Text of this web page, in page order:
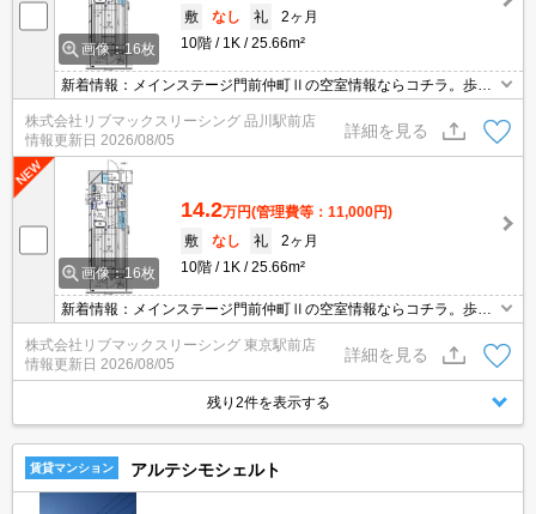
画像：16枚
敷
なし 礼
2ヶ月
10階
1K 25.66m²
新着情報：メインステージ門前仲町Ⅱの空室情報ならコチラ。歩い
て4分の場所には深川安江クリニックがあります。セキュリティ面
は、オートロック・TVインターホンなど充実しているので安心して
生活できます。システムキッチン付きで、お料理と後片付けが手早
くできます。
株式会社リブマックスリーシング 品川駅前店
情報更新日 2026/08/05
詳細を見る
画像：16枚
14.2万円(管理費等：11,000円)
敷
なし 礼
2ヶ月
10階
1K 25.66m²
新着情報：メインステージ門前仲町Ⅱの空室情報ならコチラ。歩い
て4分の場所には深川安江クリニックがあります。セキュリティ面
は、オートロック・TVインターホンなど充実しているので安心して
生活できます。システムキッチン付きで、お料理と後片付けが手早
くできます。
株式会社リブマックスリーシング 東京駅前店
情報更新日 2026/08/05
詳細を見る
残り2件を表示する
賃貸マンション アルテシモシェルト